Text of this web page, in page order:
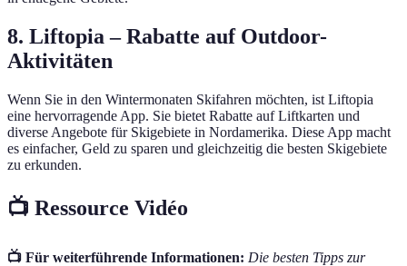
8. Liftopia – Rabatte auf Outdoor-
Aktivitäten
Wenn Sie in den Wintermonaten Skifahren möchten, ist Liftopia
eine hervorragende App. Sie bietet Rabatte auf Liftkarten und
diverse Angebote für Skigebiete in Nordamerika. Diese App macht
es einfacher, Geld zu sparen und gleichzeitig die besten Skigebiete
zu erkunden.
📺 Ressource Vidéo
📺 Für weiterführende Informationen: Die besten Tipps zur